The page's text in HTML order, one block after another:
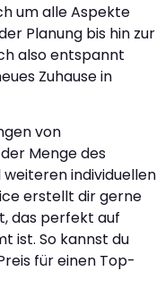
um alle Aspekte
Planung bis hin zur
also entspannt
Zuhause in
von
Menge des
individuellen
erstellt dir gerne
das perfekt auf
ist. So kannst du
für einen Top-